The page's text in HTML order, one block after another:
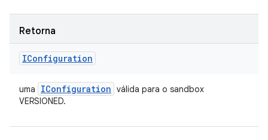
Retorna
IConfiguration
uma IConfiguration válida para o sandbox
VERSIONED.